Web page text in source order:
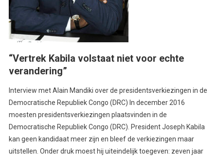
“Vertrek Kabila volstaat niet voor echte
verandering”
Interview met Alain Mandiki over de presidentsverkiezingen in de
Democratische Republiek Congo (DRC) In december 2016
moesten presidentsverkiezingen plaatsvinden in de
Democratische Republiek Congo (DRC). President Joseph Kabila
kan geen kandidaat meer zijn en bleef de verkiezingen maar
uitstellen. Onder druk moest hij uiteindelijk toegeven: zeven jaar